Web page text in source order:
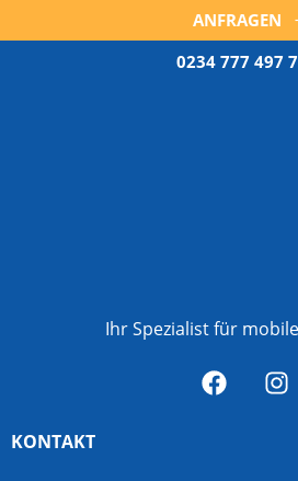
ANFRAGEN
0234 777 497 7
Ihr Spezialist für
KONTAKT